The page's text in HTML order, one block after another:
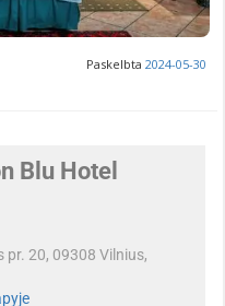
Paskelbta 2024-05-30
Blu Hotel
pr. 20, 09308 Vilnius,